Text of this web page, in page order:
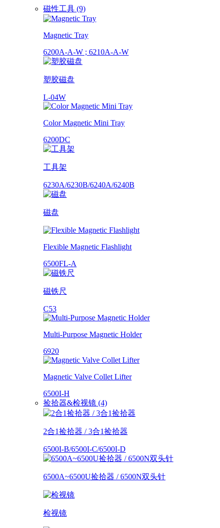
磁性工具 (9)
Magnetic Tray
6200A-A-W ; 6210A-A-W
塑胶磁盘
L-04W
Color Magnetic Mini Tray
6200DC
工具架
6230A/6230B/6240A/6240B
磁盘
Flexible Magnetic Flashlight
6500FL-A
磁铁尺
C53
Multi-Purpose Magnetic Holder
6920
Magnetic Valve Collet Lifter
6500I-H
捡拾器&检视镜 (4)
2合1捡拾器 / 3合1捡拾器
6500I-B/6500I-C/6500I-D
6500A~6500U捡拾器 / 6500N双头针
检视镜